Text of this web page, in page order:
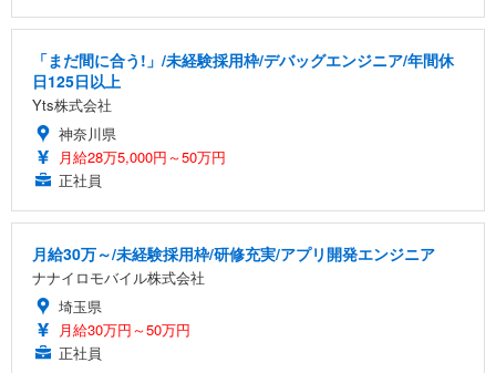
「まだ間に合う!」/未経験採用枠/デバッグエンジニア/年間休
日125日以上
Yts株式会社
神奈川県
月給28万5,000円～50万円
正社員
月給30万～/未経験採用枠/研修充実/アプリ開発エンジニア
ナナイロモバイル株式会社
埼玉県
月給30万円～50万円
正社員